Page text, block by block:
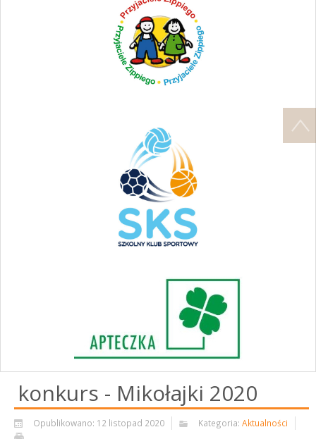
konkurs - Mikołajki 2020
Opublikowano: 12 listopad 2020 Kategoria: Aktualności